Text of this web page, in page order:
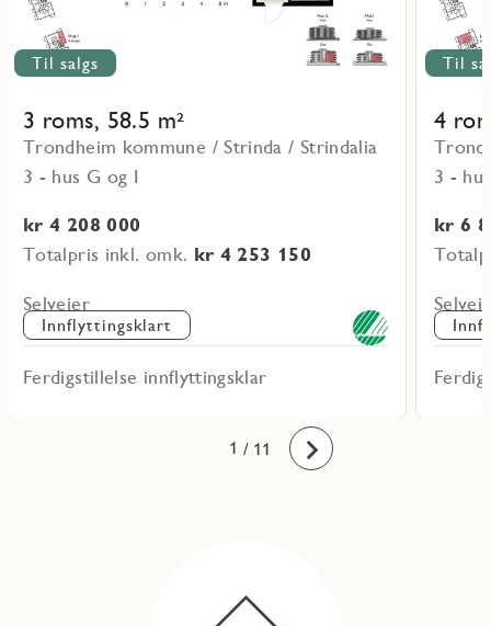
Til salgs
3 roms, 58.5 m²
Trondheim kommune / Strinda / Strindalia
3 - hus G og I
kr 4 208 000
Totalpris inkl. omk. kr 4 253 150
Selveier
Innflyttingsklart
Ferdigstillelse innflyttingsklar
Til
4
3 -
kr 6
1
2
3
4
5
6
7
8
9
10
11 / 11 Fremover